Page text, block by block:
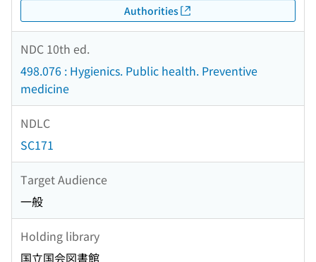
Authorities
NDC 10th ed.
498.076 : Hygienics. Public health. Preventive
medicine
NDLC
SC171
Target Audience
一般
Holding library
国立国会図書館